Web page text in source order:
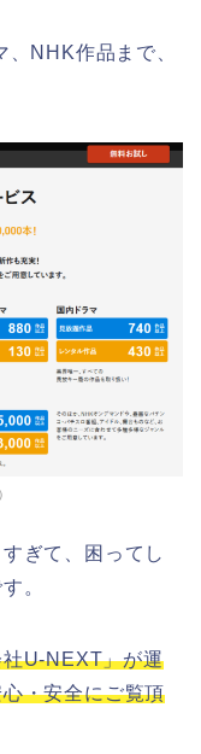
NHK作品まで、
ぎて、困ってし
。
U-NEXT」が運
・安全にご覧頂